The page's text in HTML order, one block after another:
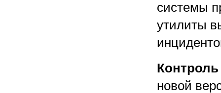
системы
утилиты
новой